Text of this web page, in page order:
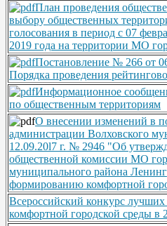
План проведения
выбору общественных
голосования в период с 07
2019 года на территории МО
Постановление № 266 от
Порядка проведения
Информационное
по общественным территориям
О внесении изменений в
администрации Волховского
12.09.20l7 г. № 2946 "Об
общественной комиссии МО
муниципального района
формированию комфортной
Всероссийский конкурс лучших
комфортной городской среды в